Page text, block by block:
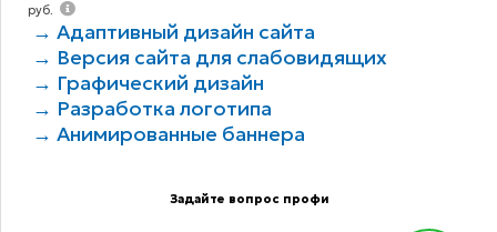
руб.
→ Адаптивный дизайн сайта
→ Версия сайта для слабовидящих
→ Графический дизайн
→ Разработка логотипа
→ Анимированные баннера
Задайте вопрос профи